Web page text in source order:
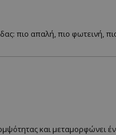
πιο απαλή, πιο φωτεινή,
και μεταμορφώνει